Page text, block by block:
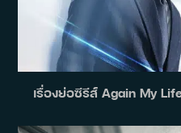
เรื่องย่อซีรีส์ Again My